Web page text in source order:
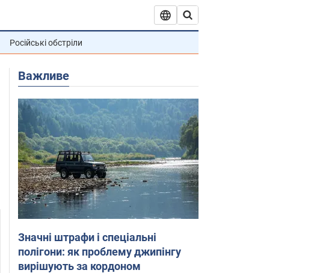
Російські обстріли
Важливе
Значні штрафи і спеціальні
полігони: як проблему джипінгу
вирішують за кордоном